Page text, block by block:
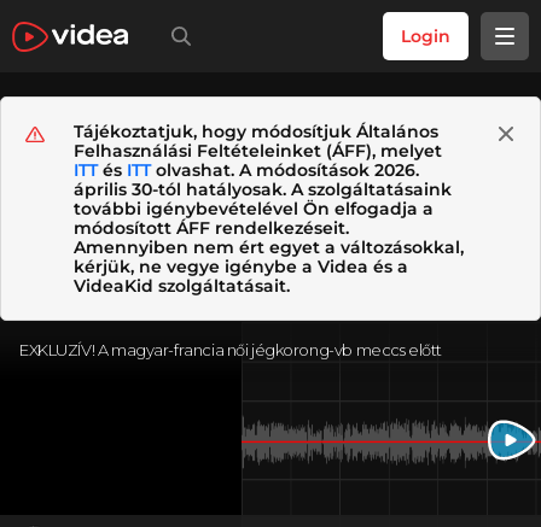
Login
Tájékoztatjuk, hogy módosítjuk Általános
Felhasználási Feltételeinket (ÁFF), melyet
ITTés ITTolvashat. A módosítások 2026.
április 30-tól hatályosak. A szolgáltatásaink
további igénybevételével Ön elfogadja a
módosított ÁFF rendelkezéseit.
Amennyiben nem ért egyet a változásokkal,
kérjük, ne vegye igénybe a Videa és a
VideaKid szolgáltatásait.